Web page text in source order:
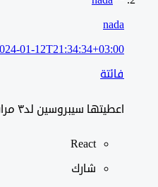
2024-01-12T21:34:34+03:00
اعطيتها سيبروسين لد٣ مرات ف اليوم لمدة تقريباً أسبوعين
React
شارك